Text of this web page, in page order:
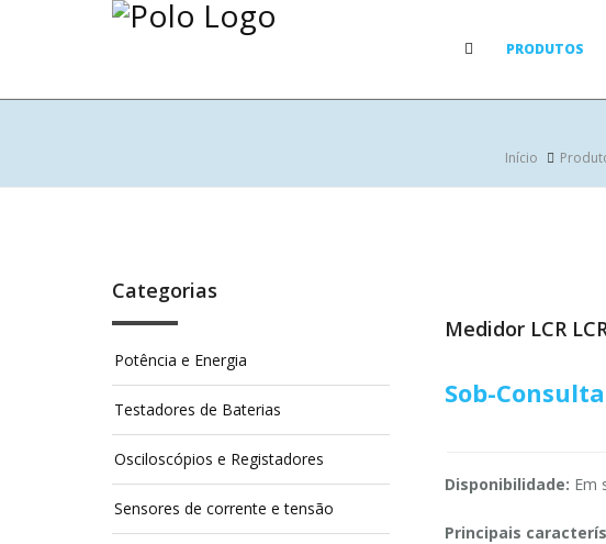
PRODUTOS
Início
Medidor LCR
Sob-Consulta
Disponibilidade: Em
Principais
Categorias
Potência e Energia
Testadores de Baterias
Osciloscópios e Registadores
Sensores de corrente e tensão